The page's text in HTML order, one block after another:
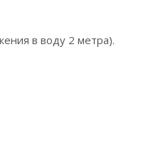
в воду 2 метра).